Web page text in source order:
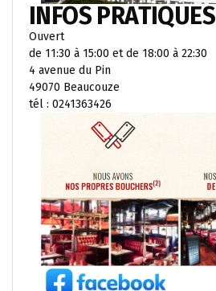
INFOS PRATIQUES
Ouvert
de 11:30 à 15:00 et de 18:00 à 22:30
4 avenue du Pin
49070 Beaucouze
tél : 0241363426